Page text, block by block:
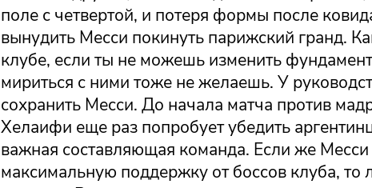
поле с четвертой, и потеря формы после
вынудить Месси покинуть парижский гранд.
клубе, если ты не можешь изменить
мириться с ними тоже не желаешь. У
сохранить Месси. До начала матча против
Хелаифи еще раз попробует убедить
важная составляющая команда. Если же Месси
максимальную поддержку от боссов клуба, то